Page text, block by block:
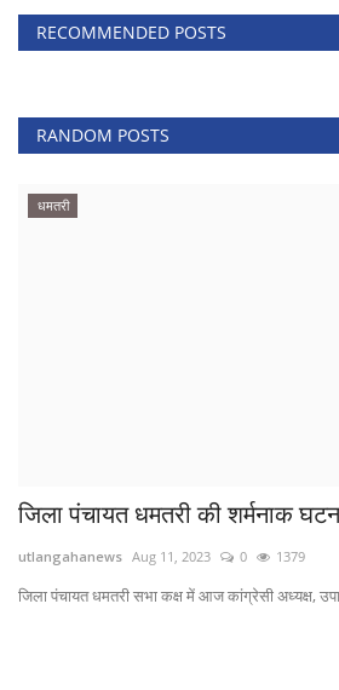
RECOMMENDED POSTS
RANDOM POSTS
बीजापुर म नक्सली मन करीबन
बाद...
utlangahanews Aug 22, 2023 0 972